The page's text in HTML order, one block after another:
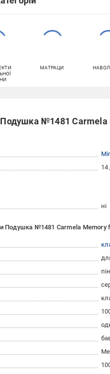
МАТРАЦИ
Подушка №1481
14
ні
Подушка №1481 Carmela